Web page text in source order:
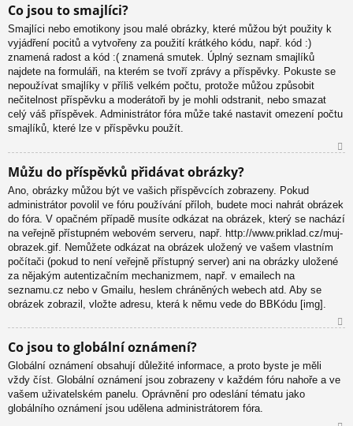
Co jsou to smajlíci?
Smajlíci nebo emotikony jsou malé obrázky, které můžou být použity k
vyjádření pocitů a vytvořeny za použití krátkého kódu, např. kód :)
znamená radost a kód :( znamená smutek. Úplný seznam smajlíků
najdete na formuláři, na kterém se tvoří zprávy a příspěvky. Pokuste se
nepoužívat smajlíky v příliš velkém počtu, protože můžou způsobit
nečitelnost příspěvku a moderátoři by je mohli odstranit, nebo smazat
celý váš příspěvek. Administrátor fóra může také nastavit omezení počtu
smajlíků, které lze v příspěvku použít.
u
Můžu do příspěvků přidávat obrázky?
Ano, obrázky můžou být ve vašich příspěvcích zobrazeny. Pokud
administrátor povolil ve fóru používání příloh, budete moci nahrát obrázek
do fóra. V opačném případě musíte odkázat na obrázek, který se nachází
na veřejně přístupném webovém serveru, např. http://www.priklad.cz/muj-
obrazek.gif. Nemůžete odkázat na obrázek uložený ve vašem vlastním
počítači (pokud to není veřejně přístupný server) ani na obrázky uložené
za nějakým autentizačním mechanizmem, např. v emailech na
seznamu.cz nebo v Gmailu, heslem chráněných webech atd. Aby se
obrázek zobrazil, vložte adresu, která k němu vede do BBKódu [img].
u
Co jsou to globální oznámení?
Globální oznámení obsahují důležité informace, a proto byste je měli
vždy číst. Globální oznámení jsou zobrazeny v každém fóru nahoře a ve
vašem uživatelském panelu. Oprávnění pro odeslání tématu jako
globálního oznámení jsou udělena administrátorem fóra.